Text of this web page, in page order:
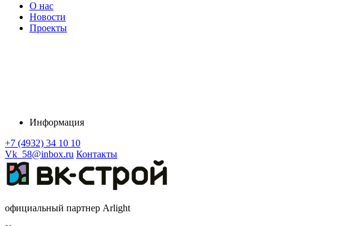
О нас
Новости
Проекты
Информация
+7 (4932) 34 10 10
Vk_58@inbox.ru Контакты
официальный партнер Arlight